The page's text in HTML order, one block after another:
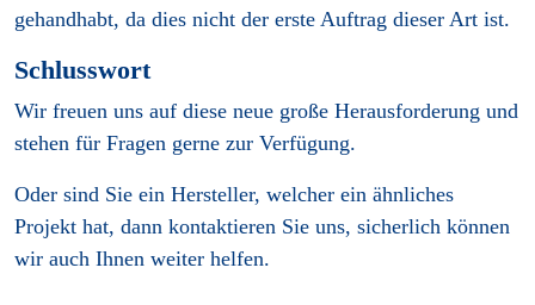
gehandhabt, da dies nicht der erste Auftrag dieser Art ist.
Schlusswort
Wir freuen uns auf diese neue große Herausforderung und
stehen für Fragen gerne zur Verfügung.
Oder sind Sie ein Hersteller, welcher ein ähnliches
Projekt hat, dann kontaktieren Sie uns, sicherlich können
wir auch Ihnen weiter helfen.